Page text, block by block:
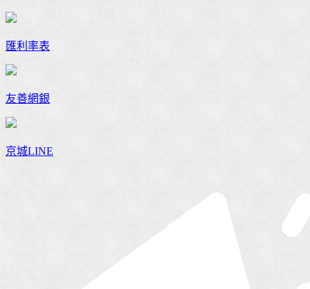
匯利率表
友善網銀
京城LINE